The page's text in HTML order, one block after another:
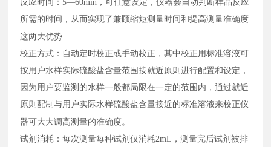
反应时间：5—60min，可任意设定，仪器会自动判断样品反应
所需的时间，从而实现了兼顾缩短测量时间和提高测量准确度
这两大优势
校正方式： 自动定时校正或手动校正，其中校正用标准溶液可
按用户水样实际硫酸盐含量范围按就近原则进行配置和设定，
因为用户要监测的水样一般都局限在一定的范围内，通过就近
原则配制与用户实际水样硫酸盐含量接近的标准溶液来校正仪
器可大大调高测量的准确度。
试剂消耗：每次测量每种试剂仅消耗2mL，测量完后试剂被排